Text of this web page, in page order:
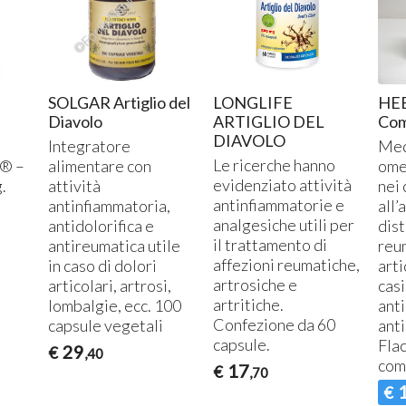
–
SOLGAR Artiglio del
Diavolo
Integratore
alimentare con
attività
antinfiammatoria,
antidolorifica e
antireumatica utile
in caso di dolori
articolari, artrosi,
lombalgie, ecc. 100
capsule vegetali
€ 29,40
LONGLIFE
ARTIGLIO DEL
DIAVOLO
Le ricerche hanno
evidenziato attività
antinfiammatorie e
analgesiche utili per
il trattamento di
affezioni reumatiche,
artrosiche e
artritiche.
Confezione da 60
capsule.
€ 17,70
nei
€